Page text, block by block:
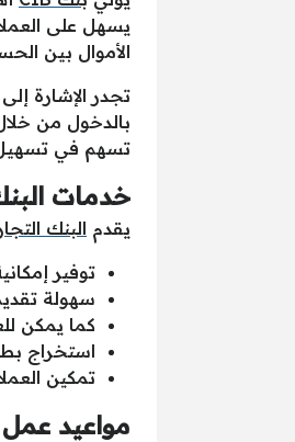
الأموال بين
تجدر الإشارة
بالدخول من
تسهم في تسهيل
خدمات
يقدم البنك
توفير
سهولة
كما يمكن
استخراج
تمكين
مواعيد عمل